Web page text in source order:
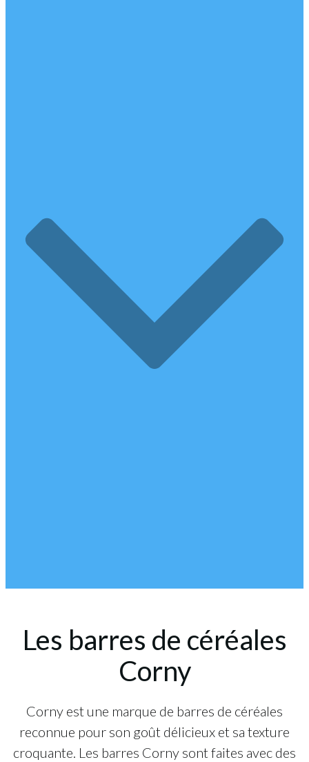
Les barres de céréales
Corny
Corny est une marque de barres de céréales
reconnue pour son goût délicieux et sa texture
croquante. Les barres Corny sont faites avec des